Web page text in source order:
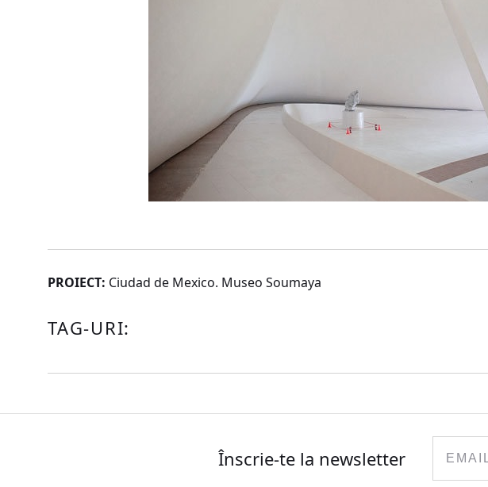
PROIECT: Ciudad de Mexico. Museo Soumaya
TAG-URI:
Înscrie-te la newsletter